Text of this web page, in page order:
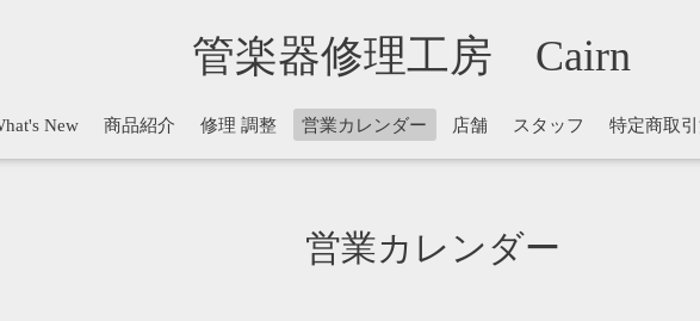
管楽器修理工房 Cairn
New 商品紹介 修理 調整 営業カレンダー 店舗 スタッフ 特定商取
営業カレンダー